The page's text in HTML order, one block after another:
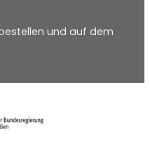
und auf dem